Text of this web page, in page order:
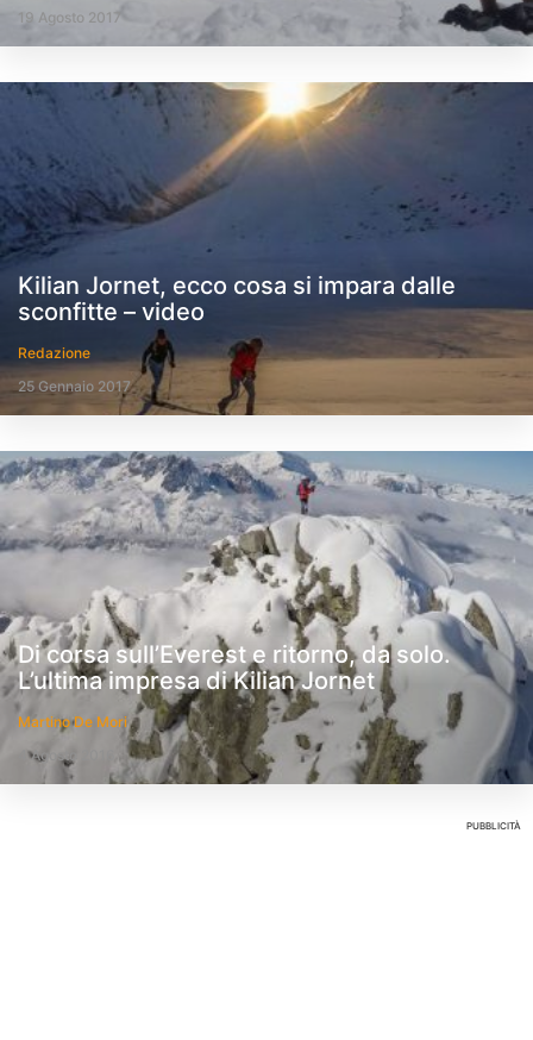
19 Agosto 2017
Kilian Jornet, ecco cosa si impara dalle
sconfitte – video
Redazione
25 Gennaio 2017
Di corsa sull’Everest e ritorno, da solo.
L’ultima impresa di Kilian Jornet
Martino De Mori
4 Agosto 2016
PUBBLICITÀ